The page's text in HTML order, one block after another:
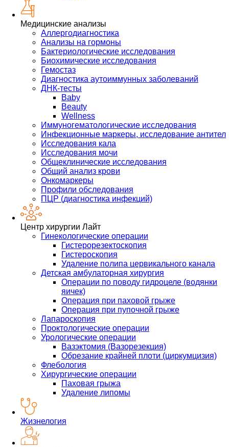
Медицинские анализы
Аллергодиагностика
Анализы на гормоны
Бактериологические исследования
Биохимические исследования
Гемостаз
Диагностика аутоиммунных заболеваний
ДНК-тесты
Baby
Beauty
Wellness
Иммуногематологические исследования
Инфекционные маркеры, исследование антител
Исследования кала
Исследования мочи
Общеклинические исследования
Общий анализ крови
Онкомаркеры
Профили обследования
ПЦР (диагностика инфекций)
Центр хирургии Лайт
Гинекологические операции
Гистерорезектоскопия
Гистероскопия
Удаление полипа цервикального канала
Детская амбулаторная хирургия
Операции по поводу гидроцеле (водянки
яичек)
Операция при паховой грыже
Операция при пупочной грыже
Лапароскопия
Проктологические операции
Урологические операции
Вазэктомия (Вазорезекция)
Обрезание крайней плоти (циркумцизия)
Флебология
Хирургические операции
Паховая грыжа
Удаление липомы
Жизнелогия